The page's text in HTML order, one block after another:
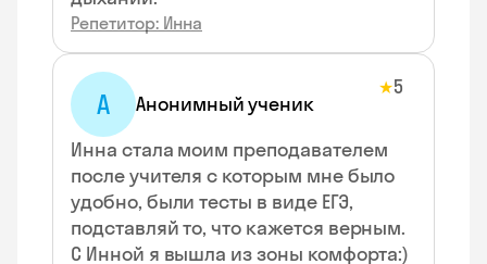
Репетитор: Инна
А Анонимный ученик
★5
Инна стала моим преподавателем
после учителя с которым мне было
удобно, были тесты в виде ЕГЭ,
подставляй то, что кажется верным.
С Инной я вышла из зоны комфорта:)